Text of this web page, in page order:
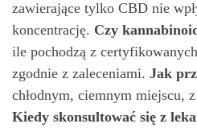
zawierające tylko CBD nie
koncentrację. Czy
ile pochodzą z
zgodnie z zaleceniami. Jak
chłodnym, ciemnym miejscu,
Kiedy skonsultować się z